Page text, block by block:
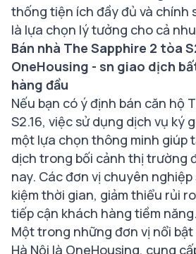
thống tiện ích đầy đủ và chính
là lựa chọn lý tưởng cho cả
Bán nhà The Sapphire 2 tòa
OneHousing - sn giao dịch
hàng đầu
Nếu bạn có ý định bán căn hộ
S2.16, việc sử dụng dịch vụ ký
một lựa chọn thông minh giúp
dịch trong bối cảnh thị trường
nay. Các đơn vị chuyên
kiệm thời gian, giảm thiểu rủi
tiếp cận khách hàng tiềm năng.
Một trong những đơn vị nổi
Hà Nội là OneHousing, cung